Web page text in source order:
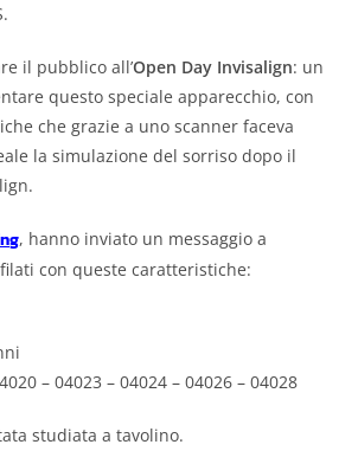
il pubblico all’Open Day Invisalign: un
questo speciale apparecchio, con
che grazie a uno scanner faceva
la simulazione del sorriso dopo il
, hanno inviato un messaggio a
con queste caratteristiche:
– 04023 – 04024 – 04026 – 04028
studiata a tavolino.